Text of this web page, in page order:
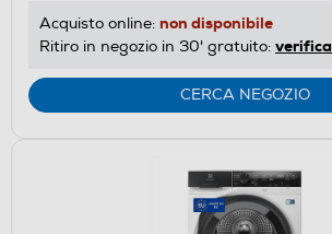
risparmio
energetico
Youreko.
Acquisto online: non disponibile
Ritiro in negozio in 30' gratuito: verifica
CERCA NEGOZIO